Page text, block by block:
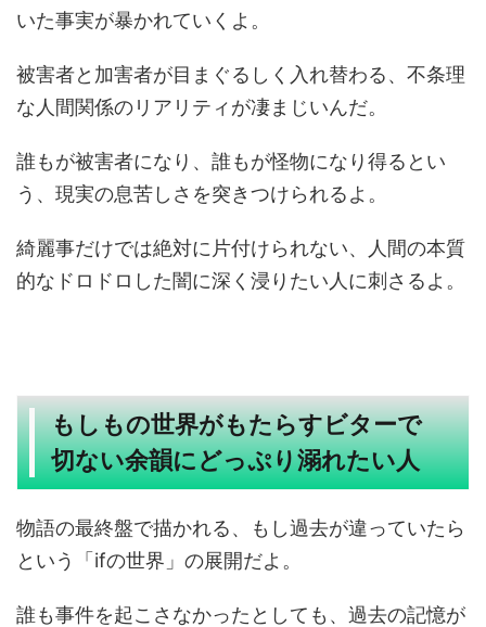
いた事実が暴かれていくよ。
被害者と加害者が目まぐるしく入れ替わる、不条理
な人間関係のリアリティが凄まじいんだ。
誰もが被害者になり、誰もが怪物になり得るとい
う、現実の息苦しさを突きつけられるよ。
綺麗事だけでは絶対に片付けられない、人間の本質
的なドロドロした闇に深く浸りたい人に刺さるよ。
もしもの世界がもたらすビターで
切ない余韻にどっぷり溺れたい人
物語の最終盤で描かれる、もし過去が違っていたら
という「ifの世界」の展開だよ。
誰も事件を起こさなかったとしても、過去の記憶が